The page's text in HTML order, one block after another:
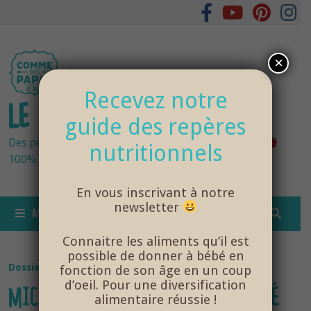
LE BLOG DES PAPAS
Des petits pots bébés fraîchement cuisinés
100% bio et de saison… et cela change tout !
MENU
Dossier Santé Bébé/ NutriSanté
MICROBIOTE INTESTINAL DU BÉBÉ
Recevez notre
guide des repères
nutritionnels
En vous inscrivant à notre
newsletter
Connaitre les aliments qu’il est
possible de donner à bébé en
fonction de son âge en un coup
d’oeil. Pour une diversification
alimentaire réussie !
×